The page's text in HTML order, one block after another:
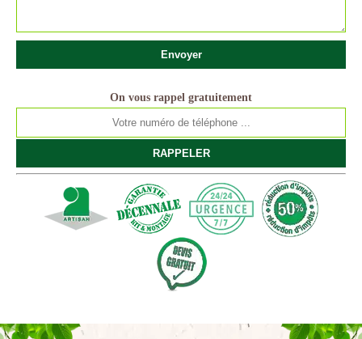
On vous rappel gratuitement